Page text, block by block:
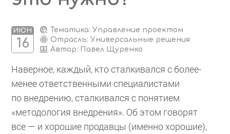
ИЮН
16
Тематика: Управление проектом
Отрасль: Универсальные решения
Автор: Павел Щуренко
Наверное, каждый, кто сталкивался с более-
менее ответственными специалистами
по внедрению, сталкивался с понятием
«методология внедрения». Об этом говорят
все — и хорошие продавцы (именно хорошие),